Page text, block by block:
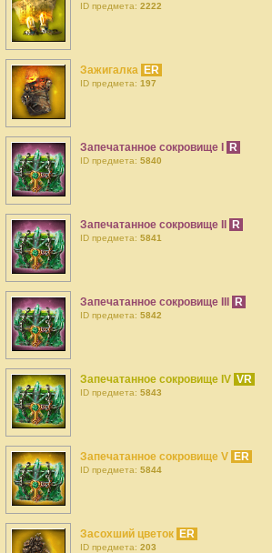
ID предмета: 2222
Зажигалка ER
ID предмета: 197
Запечатанное сокровище I R
ID предмета: 5840
Запечатанное сокровище II R
ID предмета: 5841
Запечатанное сокровище III R
ID предмета: 5842
Запечатанное сокровище IV VR
ID предмета: 5843
Запечатанное сокровище V ER
ID предмета: 5844
Засохший цветок ER
ID предмета: 203